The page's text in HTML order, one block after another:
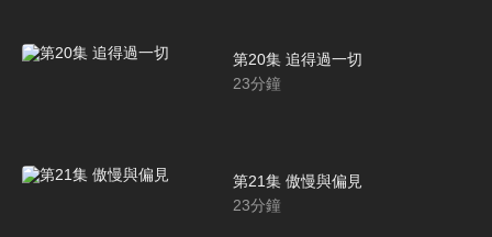
第20集 追得過一切
23分鐘
第21集 傲慢與偏見
23分鐘